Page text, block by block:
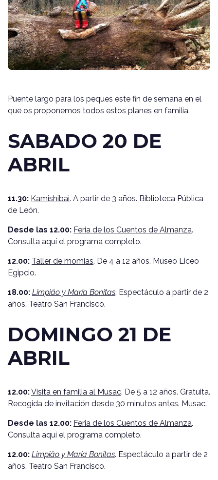
Puente largo para los peques este fin de semana en el
que os proponemos todos estos planes en familia.
SABADO 20 DE
ABRIL
11.30: Kamishibai. A partir de 3 años. Biblioteca Pública
de León.
Desde las 12.00: Feria de los Cuentos de Almanza.
Consulta aquí el programa completo.
12.00: Taller de momias. De 4 a 12 años. Museo Liceo
Egipcio.
18.00: Limpiäo y María Bonitas. Espectáculo a partir de 2
años. Teatro San Francisco.
DOMINGO 21 DE
ABRIL
12.00:Visita en familia al Musac. De 5 a 12 años. Gratuita.
Recogida de invitación desde 30 minutos antes. Musac.
Desde las 12.00: Feria de los Cuentos de Almanza.
Consulta aquí el programa completo.
12.00: Limpiäo y María Bonitas. Espectáculo a partir de 2
años. Teatro San Francisco.